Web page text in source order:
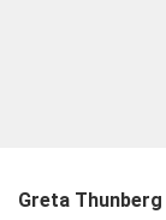
Greta Thunberg